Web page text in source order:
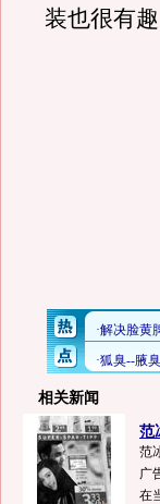
装也很有
相关新闻
范
范
广
在